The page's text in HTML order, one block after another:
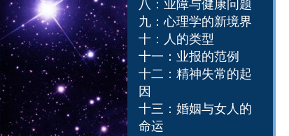
八：业障与健康问题
九：心理学的新境界
十：人的类型
十一：业报的范例
十二：精神失常的起
因
十三：婚姻与女人的
命运